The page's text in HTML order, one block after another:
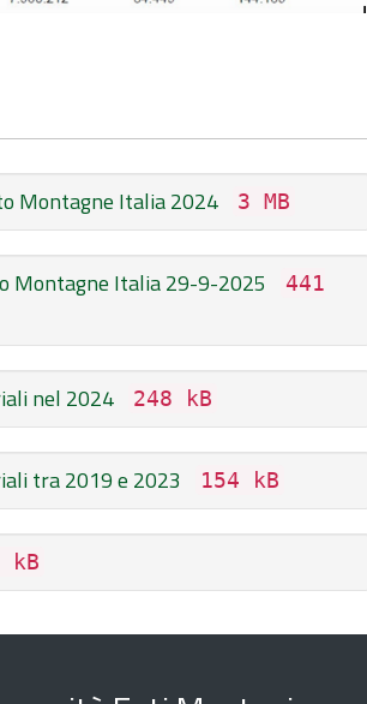
Montagne Italia 2024 3 MB
Montagne Italia 29-9-2025
441
nel 2024 248 kB
tra 2019 e 2023 154 kB
kB